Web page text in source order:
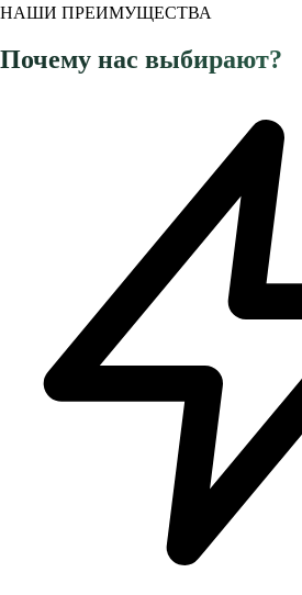
НАШИ ПРЕИМУЩЕСТВА
Почему нас выбирают?